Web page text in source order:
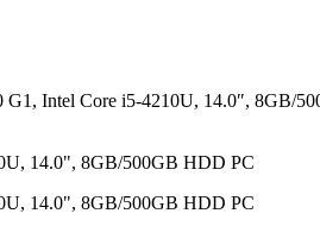
G1, Intel Core i5-4210U, 14.0″, 8GB/